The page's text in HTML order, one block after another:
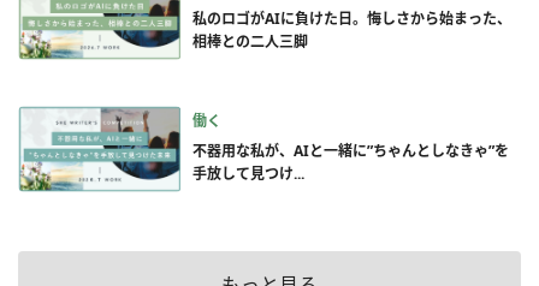
私のロゴがAIに負けた日。悔しさから始まった、
相棒との二人三脚
働く
不器用な私が、AIと一緒に”ちゃんとしなきゃ”を
手放して見つけ...